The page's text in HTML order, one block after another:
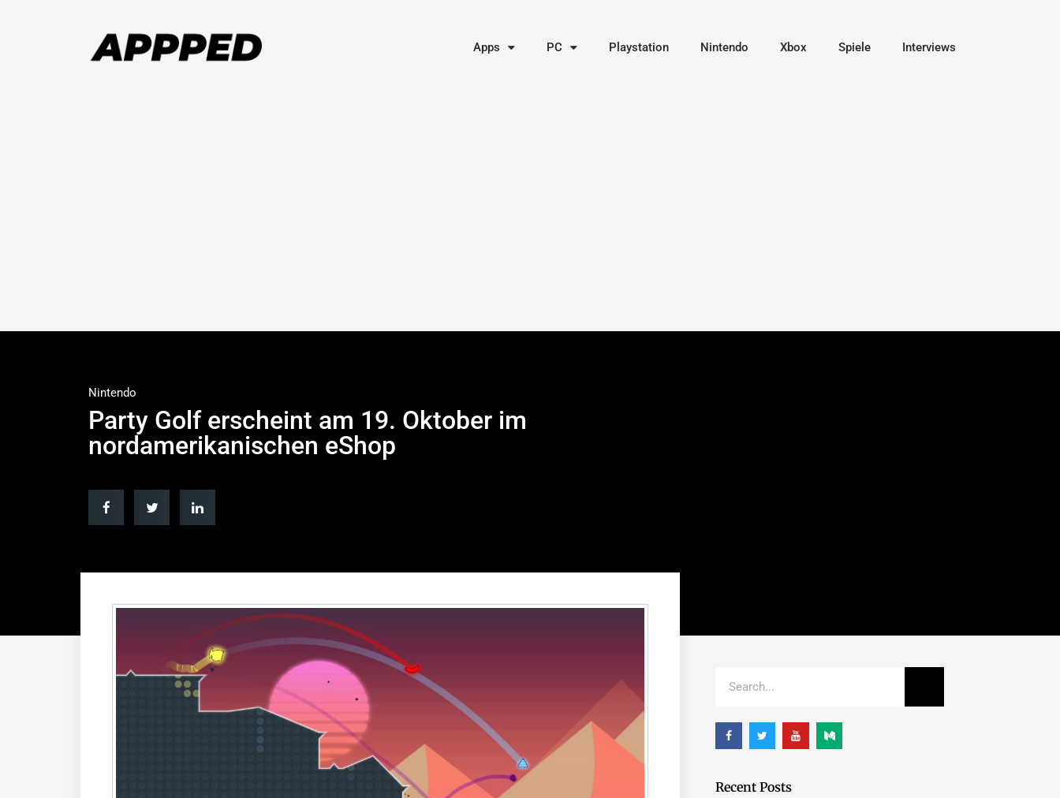
Apps PC Playstation Nintendo Xbox Spiele Interviews
Nintendo
Party Golf erscheint am 19. Oktober im
nordamerikanischen eShop
Recent Posts